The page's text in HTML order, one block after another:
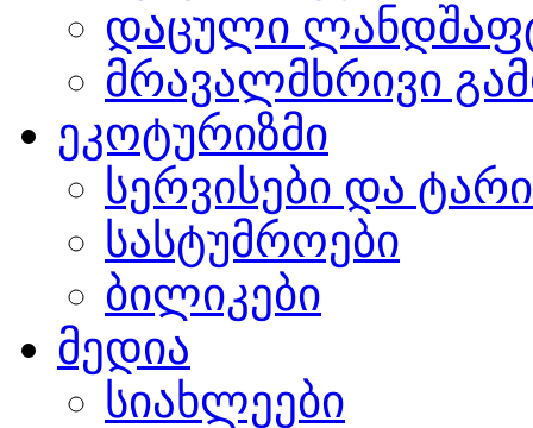
დაცული
მრავალმხრივი
ეკოტურიზმი
სერვისები და
სასტუმროები
ბილიკები
მედია
სიახლეები